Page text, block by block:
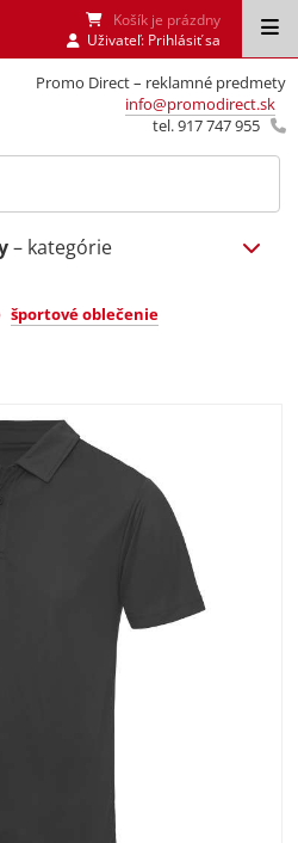
Promo Direct – reklamné predmety
info@promodirect.sk
tel. 917 747 955
Košík je prázdny
Uživateľ: Prihlásiť sa
– kategórie
športové oblečenie